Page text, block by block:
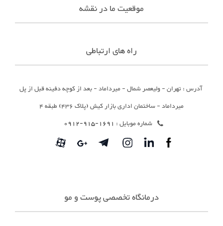
موقعیت ما در نقشه
راه های ارتباطی
آدرس : تهران - ولیعصر شمال - میرداماد - بعد از کوچه دفینه قبل از پل
میرداماد - ساختمان اداری بازار کیش (پلاک 436) طبقه 4
شماره موبایل : 1691-915-0912
درمانگاه تخصصی پوست و مو